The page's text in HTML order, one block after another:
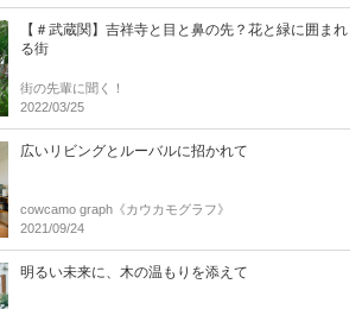
【＃武蔵関】吉祥寺と目と鼻の先？花と緑に囲まれ
る街
街の先輩に聞く！
2022/03/25
広いリビングとルーバルに招かれて
cowcamo graph《カウカモグラフ》
2021/09/24
明るい未来に、木の温もりを添えて